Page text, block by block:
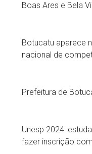
Boas Ares e Bela
Botucatu aparece
nacional de
Prefeitura de
Unesp 2024:
fazer inscrição